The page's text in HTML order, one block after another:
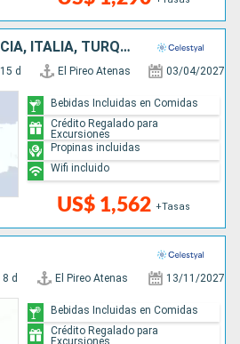
MONTENEGRO, CROACIA, ITALIA, TURQUÍA, GRECIA
15 d El Pireo Atenas 03/04/2027
US$ 1,562 +Tasas
Bebidas Incluidas en Comidas
Crédito Regalado para
Excursiones
Propinas incluidas
Wifi incluido
8 d El Pireo Atenas 13/11/2027
Bebidas Incluidas en Comidas
Crédito Regalado para
Excursiones